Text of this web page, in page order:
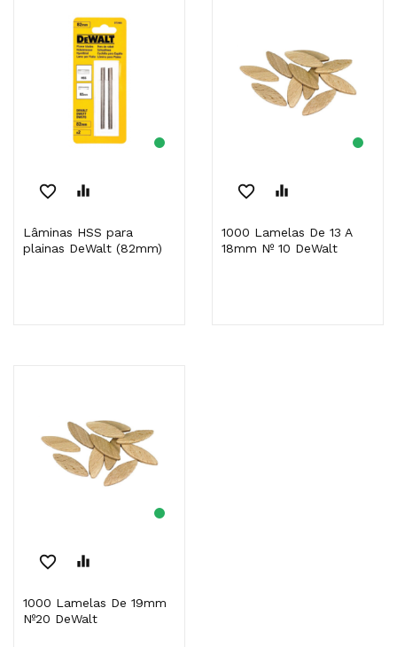
favorite_border equalizer
Lâminas HSS para
plainas DeWalt (82mm)
favorite_border equalizer
1000 Lamelas De 13 A
18mm Nº 10 DeWalt
favorite_border equalizer
1000 Lamelas De 19mm
Nº20 DeWalt